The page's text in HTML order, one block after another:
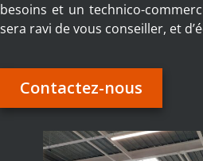
besoins et un technico-
sera ravi de vous conseiller, et
Contactez-nous